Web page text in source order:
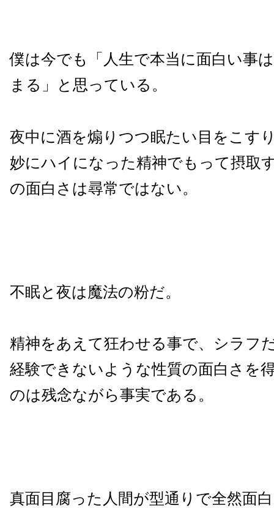
僕は今でも「人生で本当に面白い事
まる」と思っている。
夜中に酒を煽りつつ眠たい目をこす
妙にハイになった精神でもって摂取
の面白さは尋常ではない。
不眠と夜は魔法の粉だ。
精神をあえて狂わせる事で、シラフ
経験できないような性質の面白さを
のは残念ながら事実である。
真面目腐った人間が型通りで全然面